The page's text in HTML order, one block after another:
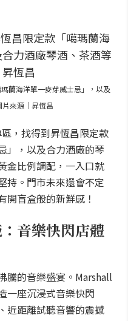
蘭海洋單一麥芽威士忌」，以及
來源｜昇恆昌
，找得到昇恆昌限定款
」，以及合力酒廠的琴
金比例調配，一入口就
持。門市未來還會不定
開盲盒般的新鮮感！
音樂快閃店體
騰的音樂盛宴。Marshall
一座沉浸式音樂快閃
近距離試聽音響的震撼